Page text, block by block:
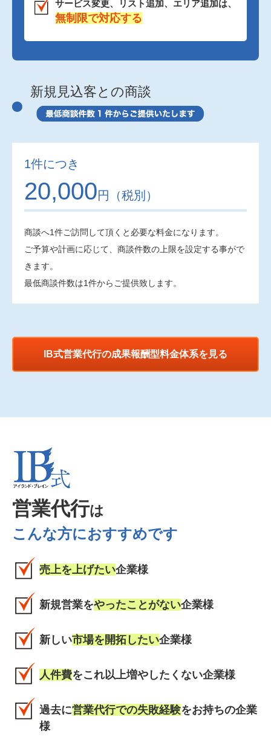
サービス変更、リスト追加、エリア追加は、
無制限で対応する
新規見込客との商談
1件につき
20,000円（税別）
商談へ1件ご訪問して頂くと必要な料金になります。
ご予算や計画に応じて、商談件数の上限を設定する事がで
きます。
最低商談件数は1件からご提供致します。
IB式営業代行の成果報酬型料金体系を見る
営業代行は
こんな方におすすめです
売上を上げたい企業様
新規営業をやったことがない企業様
新しい市場を開拓したい企業様
人件費をこれ以上増やしたくない企業様
過去に営業代行での失敗経験をお持ちの企業
様